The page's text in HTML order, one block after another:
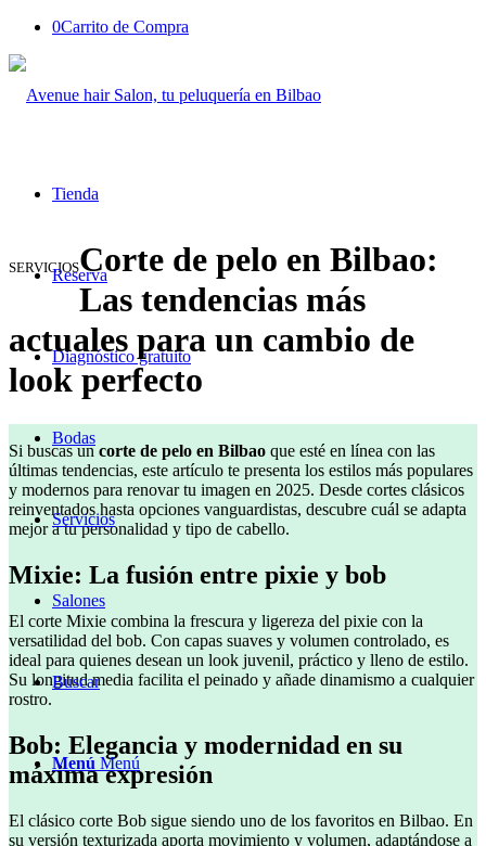
0Carrito de Compra
Tienda
Reserva
Diagnóstico gratuito
Bodas
Servicios
Salones
Buscar
Menú Menú
SERVICIOSCorte de pelo en Bilbao:
Las tendencias más
actuales para un cambio de
look perfecto
Si buscas uncorte de pelo en Bilbao que esté en línea con las
últimas tendencias, este artículo te presenta los estilos más populares
y modernos para renovar tu imagen en 2025. Desde cortes clásicos
reinventados hasta opciones vanguardistas, descubre cuál se adapta
mejor a tu personalidad y tipo de cabello.
Mixie: La fusión entre pixie y bob
El corte Mixie combina la frescura y ligereza del pixie con la
versatilidad del bob. Con capas suaves y volumen controlado, es
ideal para quienes desean un look juvenil, práctico y lleno de estilo.
Su longitud media facilita el peinado y añade dinamismo a cualquier
rostro.
Bob: Elegancia y modernidad en su
máxima expresión
El clásico corte Bob sigue siendo uno de los favoritos en Bilbao. En
su versión texturizada aporta movimiento y volumen, adaptándose a